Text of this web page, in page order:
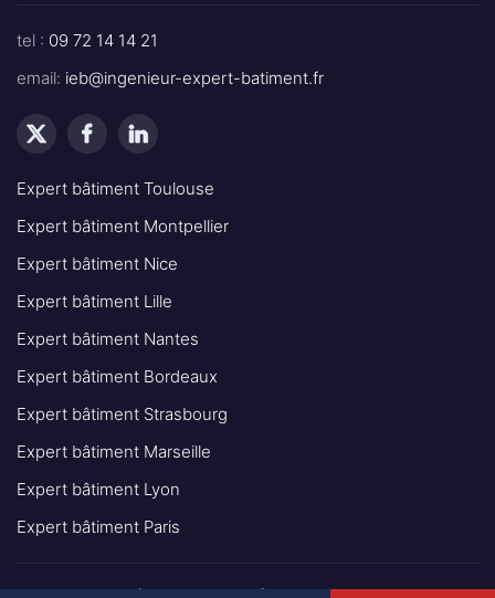
tel : 09 72 14 14 21
email: ieb@ingenieur-expert-batiment.fr
Expert bâtiment Toulouse
Expert bâtiment Montpellier
Expert bâtiment Nice
Expert bâtiment Lille
Expert bâtiment Nantes
Expert bâtiment Bordeaux
Expert bâtiment Strasbourg
Expert bâtiment Marseille
Expert bâtiment Lyon
Expert bâtiment Paris
© 2025 - INGÉNIEUR EXPERT BÂTIMENT IEB TOUS DROITS